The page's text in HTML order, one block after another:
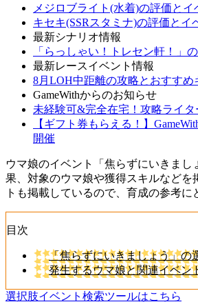
メジロブライト(水着)の評価とイ
キセキ(SSRスタミナ)の評価とイ
最新シナリオ情報
「らっしゃい！トレセン軒！」
最新レースイベント情報
8月LOH中距離の攻略とおすすめ
GameWithからのお知らせ
未経験可&完全在宅！攻略ライタ
【ギフト券もらえる！】
開催
ウマ娘のイベント「焦らずにいきまし
果、対象のウマ娘や獲得スキルなどを
トも掲載しているので、育成の参考に
目次
「焦らずにいきましょう」の
発生するウマ娘と関連イベン
選択肢イベント検索ツールはこちら